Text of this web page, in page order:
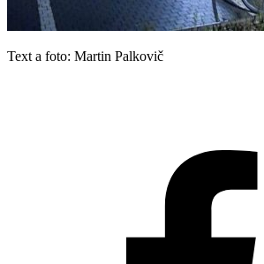
Text a foto: Martin Palkovič